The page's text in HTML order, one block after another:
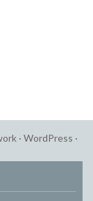
· WordPress ·